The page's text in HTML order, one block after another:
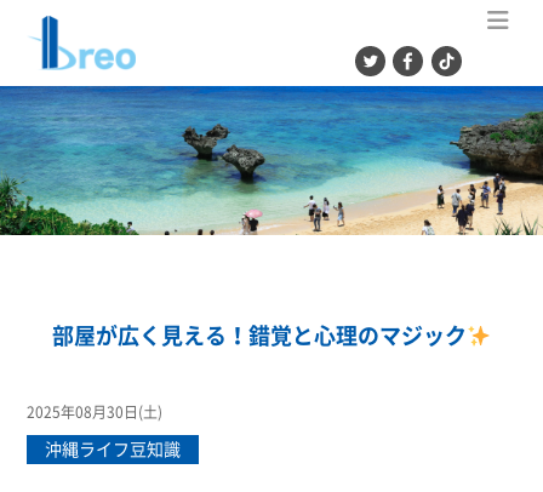
部屋が広く見える！錯覚と心理のマジック
2025年08月30日(土)
沖縄ライフ豆知識